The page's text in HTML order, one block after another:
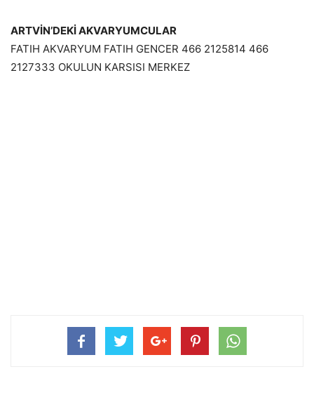
ARTVİN’DEKİ AKVARYUMCULAR
FATIH AKVARYUM FATIH GENCER 466 2125814 466
2127333 OKULUN KARSISI MERKEZ